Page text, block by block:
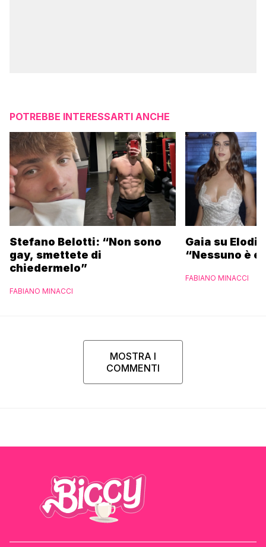
POTREBBE INTERESSARTI ANCHE
Stefano Belotti: “Non sono
gay, smettete di
chiedermelo”
FABIANO MINACCI
Gaia su
“Nessuno è
FABIANO MINACCI
MOSTRA I
COMMENTI